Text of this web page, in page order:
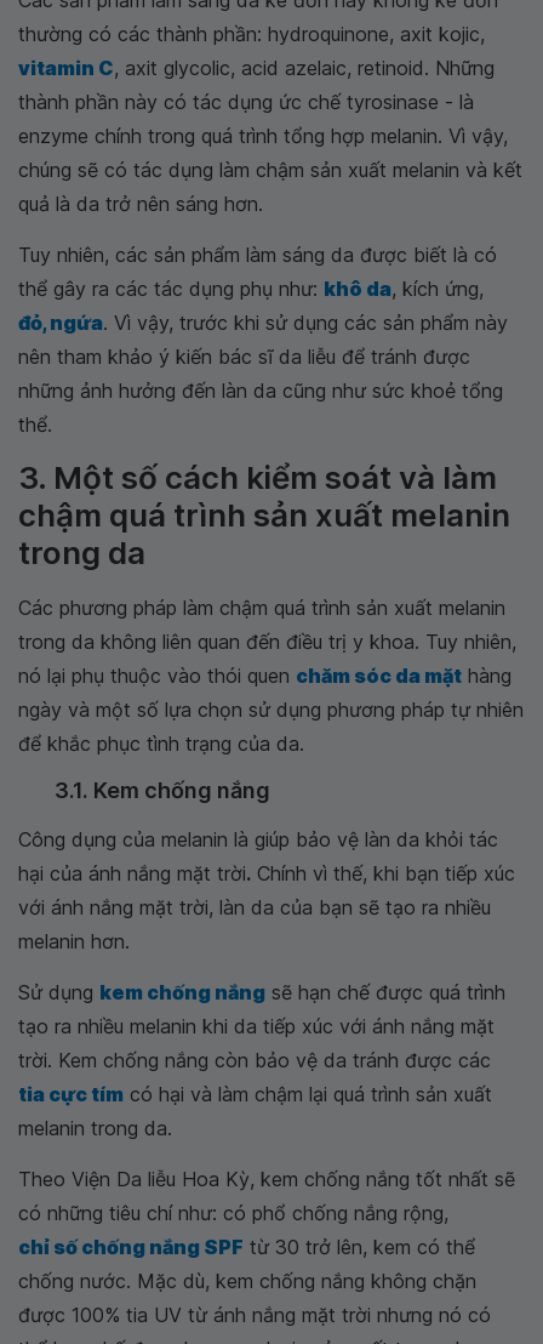
thường có các thành phần: hydroquinone, axit kojic,
vitamin C, axit glycolic, acid azelaic, retinoid. Những
thành phần này có tác dụng ức chế tyrosinase - là
enzyme chính trong quá trình tổng hợp melanin. Vì vậy,
chúng sẽ có tác dụng làm chậm sản xuất melanin và kết
quả là da trở nên sáng hơn.
Tuy nhiên, các sản phẩm làm sáng da được biết là có
thể gây ra các tác dụng phụ như: khô da, kích ứng,
đỏ, ngứa. Vì vậy, trước khi sử dụng các sản phẩm này
nên tham khảo ý kiến bác sĩ da liễu để tránh được
những ảnh hưởng đến làn da cũng như sức khoẻ tổng
thể.
3. Một số cách kiểm soát và làm
chậm quá trình sản xuất melanin
trong da
Các phương pháp làm chậm quá trình sản xuất melanin
trong da không liên quan đến điều trị y khoa. Tuy nhiên,
nó lại phụ thuộc vào thói quen chăm sóc da mặt hàng
ngày và một số lựa chọn sử dụng phương pháp tự nhiên
để khắc phục tình trạng của da.
3.1. Kem chống nắng
Công dụng của melanin là giúp bảo vệ làn da khỏi tác
hại của ánh nắng mặt trời. Chính vì thế, khi bạn tiếp xúc
với ánh nắng mặt trời, làn da của bạn sẽ tạo ra nhiều
melanin hơn.
Sử dụng kem chống nắng sẽ hạn chế được quá trình
tạo ra nhiều melanin khi da tiếp xúc với ánh nắng mặt
trời. Kem chống nắng còn bảo vệ da tránh được các
tia cực tím có hại và làm chậm lại quá trình sản xuất
melanin trong da.
Theo Viện Da liễu Hoa Kỳ, kem chống nắng tốt nhất sẽ
có những tiêu chí như: có phổ chống nắng rộng,
chỉ số chống nắng SPF từ 30 trở lên, kem có thể
chống nước. Mặc dù, kem chống nắng không chặn
được 100% tia UV từ ánh nắng mặt trời nhưng nó có